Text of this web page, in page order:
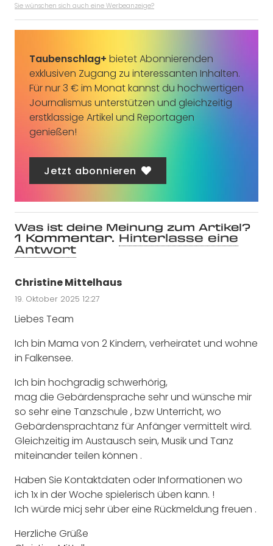
Sie wünschen sich auch eine Werbeanzeige?
Taubenschlag+ bietet Abonnierenden
exklusiven Zugang zu interessanten Inhalten.
Für nur 3 € im Monat kannst du hochwertigen
Journalismus unterstützen und gleichzeitig
erstklassige Artikel und Reportagen
genießen!
Jetzt abonnieren
Was ist deine Meinung zum Artikel?
1 Kommentar. Hinterlasse eine
Antwort
Christine Mittelhaus
19. Oktober 2025 12:27
Liebes Team
Ich bin Mama von 2 Kindern, verheiratet und wohne
in Falkensee.
Ich bin hochgradig schwerhörig,
mag die Gebärdensprache sehr und wünsche mir
so sehr eine Tanzschule , bzw Unterricht, wo
Gebärdensprachtanz für Anfänger vermittelt wird.
Gleichzeitig im Austausch sein, Musik und Tanz
miteinander teilen können .
Haben Sie Kontaktdaten oder Informationen wo
ich 1x in der Woche spielerisch üben kann. !
Ich würde micj sehr über eine Rückmeldung freuen .
Herzliche Grüße